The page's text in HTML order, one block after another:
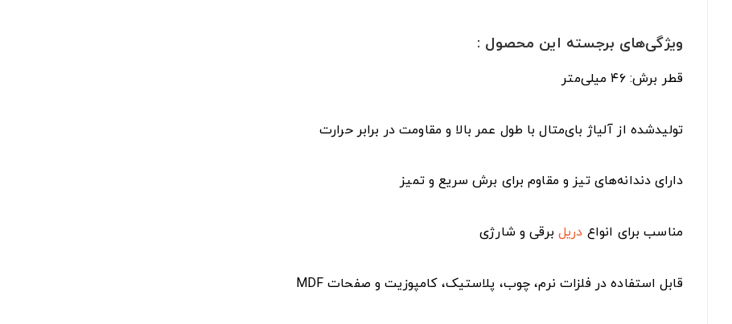
ویژگی‌های برجسته این محصول :
قطر برش: ۴۶ میلی‌متر
تولیدشده از آلیاژ بای‌متال با طول عمر بالا و مقاومت در برابر حرارت
دارای دندانه‌های تیز و مقاوم برای برش سریع و تمیز
مناسب برای انواع دریلبرقی و شارژی
قابل استفاده در فلزات نرم، چوب، پلاستیک، کامپوزیت و صفحات MDF